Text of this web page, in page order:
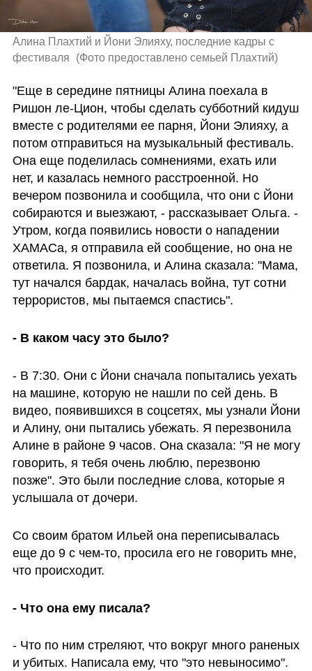
Алина Плахтий и Йони Элияху, последние кадры с
фестиваля
(Фото предоставлено семьей Плахтий)
"Еще в середине пятницы Алина поехала в
Ришон ле-Цион, чтобы сделать субботний кидуш
вместе с родителями ее парня, Йони Элияху, а
потом отправиться на музыкальный фестиваль.
Она еще поделилась сомнениями, ехать или
нет, и казалась немного расстроенной. Но
вечером позвонила и сообщила, что они с Йони
собираются и выезжают, - рассказывает Ольга. -
Утром, когда появились новости о нападении
ХАМАСа, я отправила ей сообщение, но она не
ответила. Я позвонила, и Алина сказала: "Мама,
тут начался бардак, началась война, тут сотни
террористов, мы пытаемся спастись".
- В каком часу это было?
- В 7:30. Они с Йони сначала попытались уехать
на машине, которую не нашли по сей день. В
видео, появившихся в соцсетях, мы узнали Йони
и Алину, они пытались убежать. Я перезвонила
Алине в районе 9 часов. Она сказала: "Я не могу
говорить, я тебя очень люблю, перезвоню
позже". Это были последние слова, которые я
услышала от дочери.
Со своим братом Ильей она переписывалась
еще до 9 с чем-то, просила его не говорить мне,
что происходит.
- Что она ему писала?
- Что по ним стреляют, что вокруг много раненых
и убитых. Написала ему, что "это невыносимо".